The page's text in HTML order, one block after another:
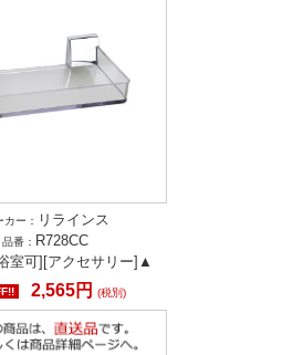
カー： リラインス
品番： R728CC
室可][アクセサリー]▲
2,565円 (税別)